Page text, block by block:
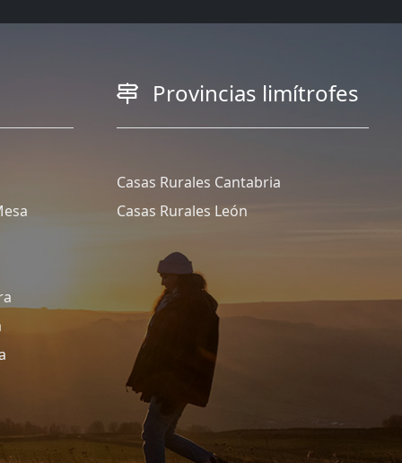
Provincias limítrofes
Casas Rurales Cantabria
Casas Rurales León